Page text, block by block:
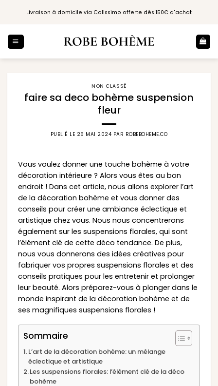
Livraison à domicile via Colissimo offerte dès 150€ d'achat
NON CLASSÉ
faire sa deco bohème suspension
fleur
PUBLIÉ LE 25 MAI 2024 PAR ROBEBOHEME.CO
Vous voulez donner une touche bohème à votre
décoration intérieure ? Alors vous êtes au bon
endroit ! Dans cet article, nous allons explorer l’art
de la décoration bohème et vous donner des
conseils pour créer une ambiance éclectique et
artistique chez vous. Nous nous concentrerons
également sur les suspensions florales, qui sont
l’élément clé de cette déco tendance. De plus,
nous vous donnerons des idées créatives pour
fabriquer vos propres suspensions florales et des
conseils pratiques pour les entretenir et prolonger
leur beauté. Alors préparez-vous à plonger dans le
monde inspirant de la décoration bohème et de
ses magnifiques suspensions florales !
Sommaire
L’art de la décoration bohème: un mélange
éclectique et artistique
Les suspensions florales: l’élément clé de la déco
bohème